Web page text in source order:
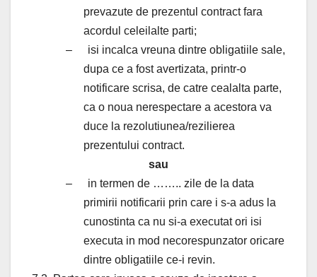
prevazute de prezentul contract fara
acordul celeilalte parti;
–
isi incalca vreuna dintre obligatiile sale,
dupa ce a fost avertizata, printr-o
notificare scrisa, de catre cealalta parte,
ca o noua nerespectare a acestora va
duce la rezolutiunea/rezilierea
prezentului contract.
sau
–
in termen de …….. zile de la data
primirii notificarii prin care i s-a adus la
cunostinta ca nu si-a executat ori isi
executa in mod necorespunzator oricare
dintre obligatiile ce-i revin.